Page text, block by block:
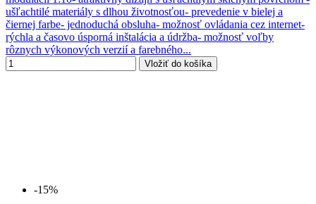
ušľachtilé materiály s dlhou životnosťou- prevedenie v bielej a
čiernej farbe- jednoduchá obsluha- možnosť ovládania cez internet-
rýchla a časovo úsporná inštalácia a údržba- možnosť voľby
rôznych výkonových verzií a farebného...
Vložiť do košíka
-15%